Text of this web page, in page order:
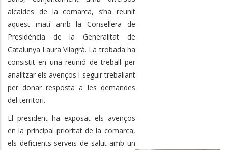
alcaldes de la comarca, s’ha reunit
aquest matí amb la Consellera de
Presidència de la Generalitat de
Catalunya Laura Vilagrà. La trobada ha
consistit en una reunió de treball per
analitzar els avenços i seguir treballant
per donar resposta a les demandes
del territori.
El president ha exposat els avenços
en la principal prioritat de la comarca,
els deficients serveis de salut amb un